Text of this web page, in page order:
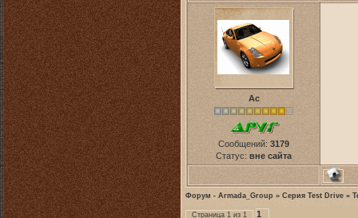
Ас
Сообщений: 3179
Статус: вне сайта
Форум - Armada_Group » Серия Test Drive »
Страница 1 из 1 1